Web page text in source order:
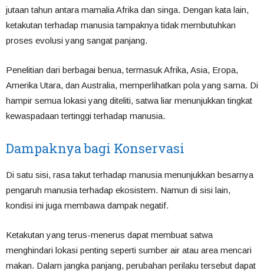
jutaan tahun antara mamalia Afrika dan singa. Dengan kata lain,
ketakutan terhadap manusia tampaknya tidak membutuhkan
proses evolusi yang sangat panjang.
Penelitian dari berbagai benua, termasuk Afrika, Asia, Eropa,
Amerika Utara, dan Australia, memperlihatkan pola yang sama. Di
hampir semua lokasi yang diteliti, satwa liar menunjukkan tingkat
kewaspadaan tertinggi terhadap manusia.
Dampaknya bagi Konservasi
Di satu sisi, rasa takut terhadap manusia menunjukkan besarnya
pengaruh manusia terhadap ekosistem. Namun di sisi lain,
kondisi ini juga membawa dampak negatif.
Ketakutan yang terus-menerus dapat membuat satwa
menghindari lokasi penting seperti sumber air atau area mencari
makan. Dalam jangka panjang, perubahan perilaku tersebut dapat